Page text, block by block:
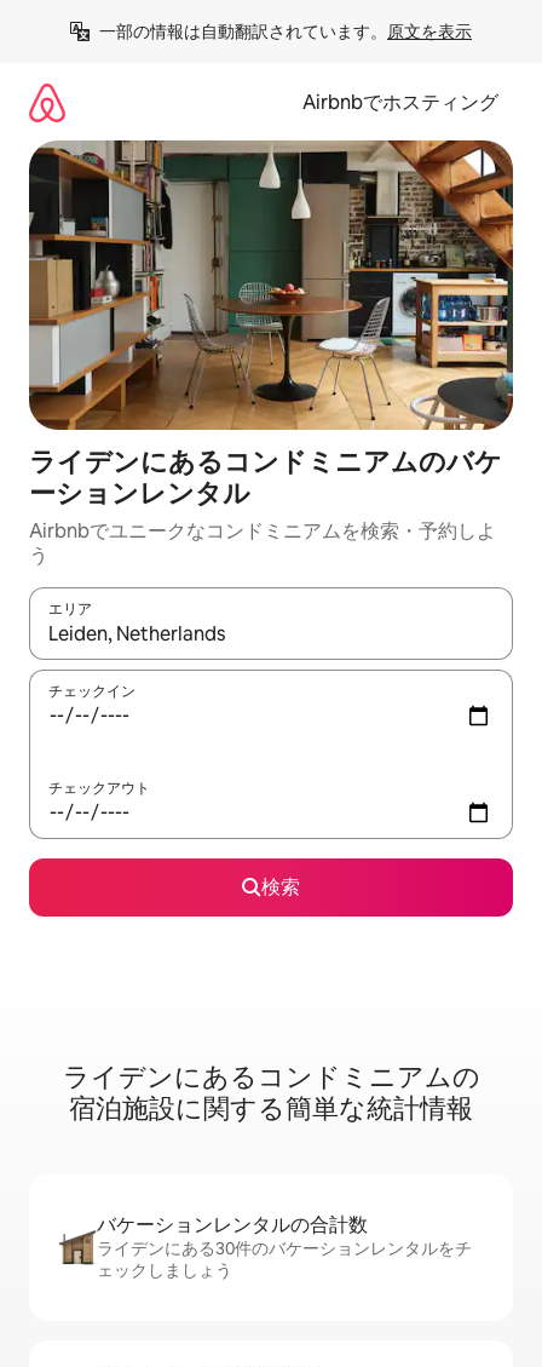
一部の情報は自動翻訳されています。 原文を表示
Airbnbでホスティング
ライデンにあるコンドミニアムのバケ
ーションレンタル
Airbnbでユニークなコンドミニアムを検索・予約しよ
う
エリア
検索結果が表示されたら、上下の矢印キーを使って移動するか
チェックイン
チェックアウト
検索
ライデンに⁠あ⁠るコ⁠ン⁠ド⁠ミ⁠ニ⁠ア⁠ム⁠の
宿⁠泊⁠施⁠設⁠に関⁠す⁠る簡⁠単⁠な統⁠計⁠情⁠報
バケーションレ⁠ン⁠タ⁠ル⁠の合⁠計⁠数
ライデンにある30件のバケーションレンタルをチ
ェックしましょう